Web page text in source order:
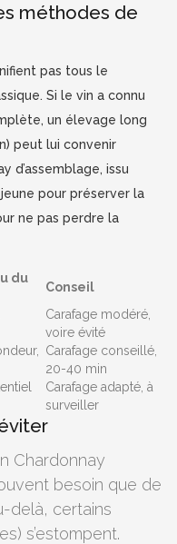
méthodes de
pas tous le
Si le vin a connu
un élevage long
peut lui convenir
d’assemblage, issu
pour préserver la
ne pas perdre la
du
Conseil
Carafage modéré,
voire évité
Carafage conseillé,
20-40 min
Carafage adapté, à
surveiller
Chardonnay
besoin que de
delà, certains
s’estompent.